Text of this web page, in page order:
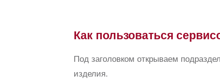
Как пользоваться
Под заголовком открываем
изделия.